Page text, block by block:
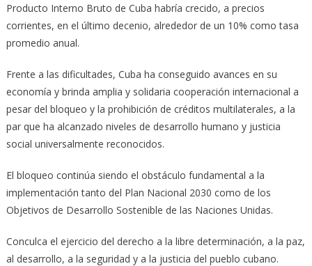
Producto Interno Bruto de Cuba habría crecido, a precios
corrientes, en el último decenio, alrededor de un 10% como tasa
promedio anual.
Frente a las dificultades, Cuba ha conseguido avances en su
economía y brinda amplia y solidaria cooperación internacional a
pesar del bloqueo y la prohibición de créditos multilaterales, a la
par que ha alcanzado niveles de desarrollo humano y justicia
social universalmente reconocidos.
El bloqueo continúa siendo el obstáculo fundamental a la
implementación tanto del Plan Nacional 2030 como de los
Objetivos de Desarrollo Sostenible de las Naciones Unidas.
Conculca el ejercicio del derecho a la libre determinación, a la paz,
al desarrollo, a la seguridad y a la justicia del pueblo cubano.